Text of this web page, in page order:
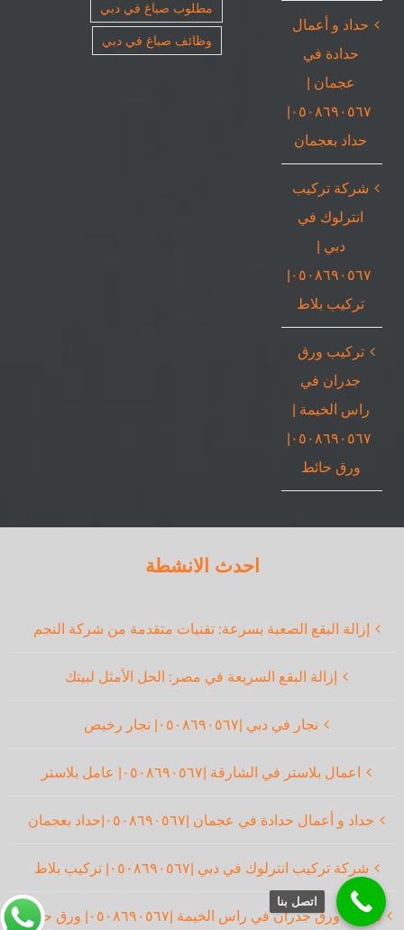
حداد و أعمال
حدادة في
عجمان |
٠٥٠٨٦٩٠٥٦٧|
حداد بعجمان
شركة تركيب
انترلوك في
دبي |
٠٥٠٨٦٩٠٥٦٧|
تركيب بلاط
تركيب ورق
جدران في
راس الخيمة |
٠٥٠٨٦٩٠٥٦٧|
ورق حائط
مطلوب صباغ في دبي
وظائف صباغ في دبي
احدث الانشطة
إزالة البقع الصعبة بسرعة: تقنيات متقدمة من شركة النجم
إزالة البقع السريعة في مصر: الحل الأمثل لبيتك
نجار في دبي |٠٥٠٨٦٩٠٥٦٧| نجار رخيص
اعمال بلاستر في الشارقة |٠٥٠٨٦٩٠٥٦٧| عامل بلاستر
حداد و أعمال حدادة في عجمان |٠٥٠٨٦٩٠٥٦٧|حداد بعجمان
شركة تركيب انترلوك في دبي |٠٥٠٨٦٩٠٥٦٧| تركيب بلاط
تركيب ورق جدران في راس الخيمة |٠٥٠٨٦٩٠٥٦٧| ورق حائط
اتصل بنا